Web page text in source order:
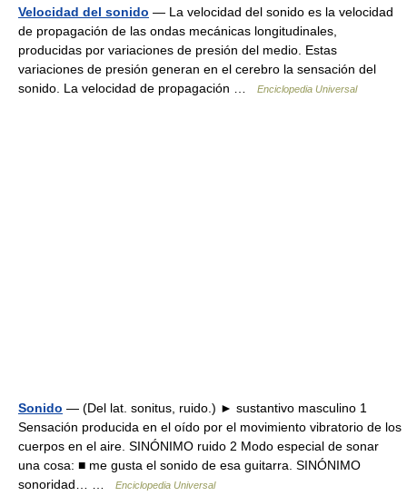
Velocidad del sonido — La velocidad del sonido es la velocidad
de propagación de las ondas mecánicas longitudinales,
producidas por variaciones de presión del medio. Estas
variaciones de presión generan en el cerebro la sensación del
sonido. La velocidad de propagación …
Enciclopedia Universal
Sonido — (Del lat. sonitus, ruido.) ► sustantivo masculino 1
Sensación producida en el oído por el movimiento vibratorio de los
cuerpos en el aire. SINÓNIMO ruido 2 Modo especial de sonar
una cosa: ■ me gusta el sonido de esa guitarra. SINÓNIMO
sonoridad… …
Enciclopedia Universal